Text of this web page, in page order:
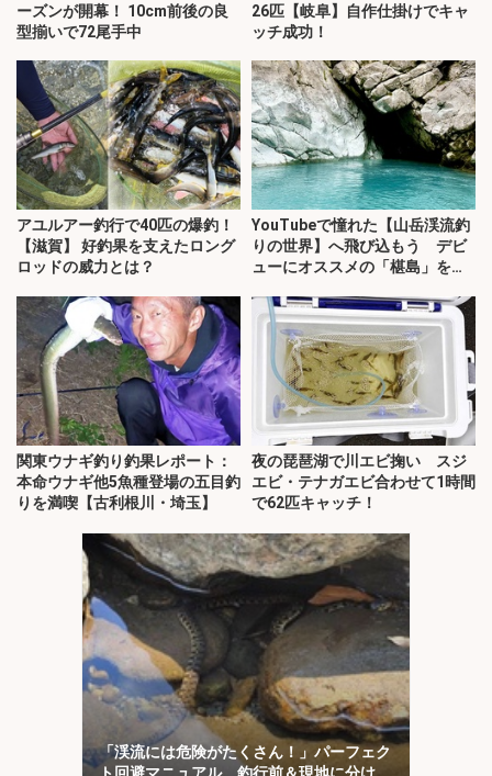
ーズンが開幕！ 10cm前後の良
型揃いで72尾手中
26匹【岐阜】自作仕掛けでキャ
ッチ成功！
アユルアー釣行で40匹の爆釣！
【滋賀】 好釣果を支えたロング
ロッドの威力とは？
YouTubeで憧れた【山岳渓流釣
りの世界】へ飛び込もう デビ
ューにオススメの「椹島」を紹
関東ウナギ釣り釣果レポート：
本命ウナギ他5魚種登場の五目釣
りを満喫【古利根川・埼玉】
夜の琵琶湖で川エビ掬い スジ
エビ・テナガエビ合わせて1時間
で62匹キャッチ！
「渓流には危険がたくさん！」パーフェク